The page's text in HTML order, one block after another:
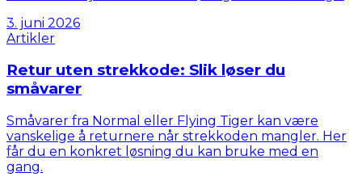
3. juni 2026
Artikler
Retur uten strekkode: Slik løser du
småvarer
Småvarer fra Normal eller Flying Tiger kan være
vanskelige å returnere når strekkoden mangler. Her
får du en konkret løsning du kan bruke med en
gang.